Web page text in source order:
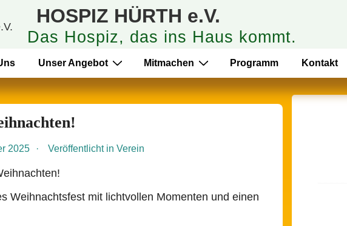
HOSPIZ HÜRTH e.V.
Das Hospiz, das ins Haus kommt.
Unser Angebot Mitmachen Programm Kontakt
2025 Veröffentlicht inVerein
Weihnachtsfest mit lichtvollen Momenten und einen